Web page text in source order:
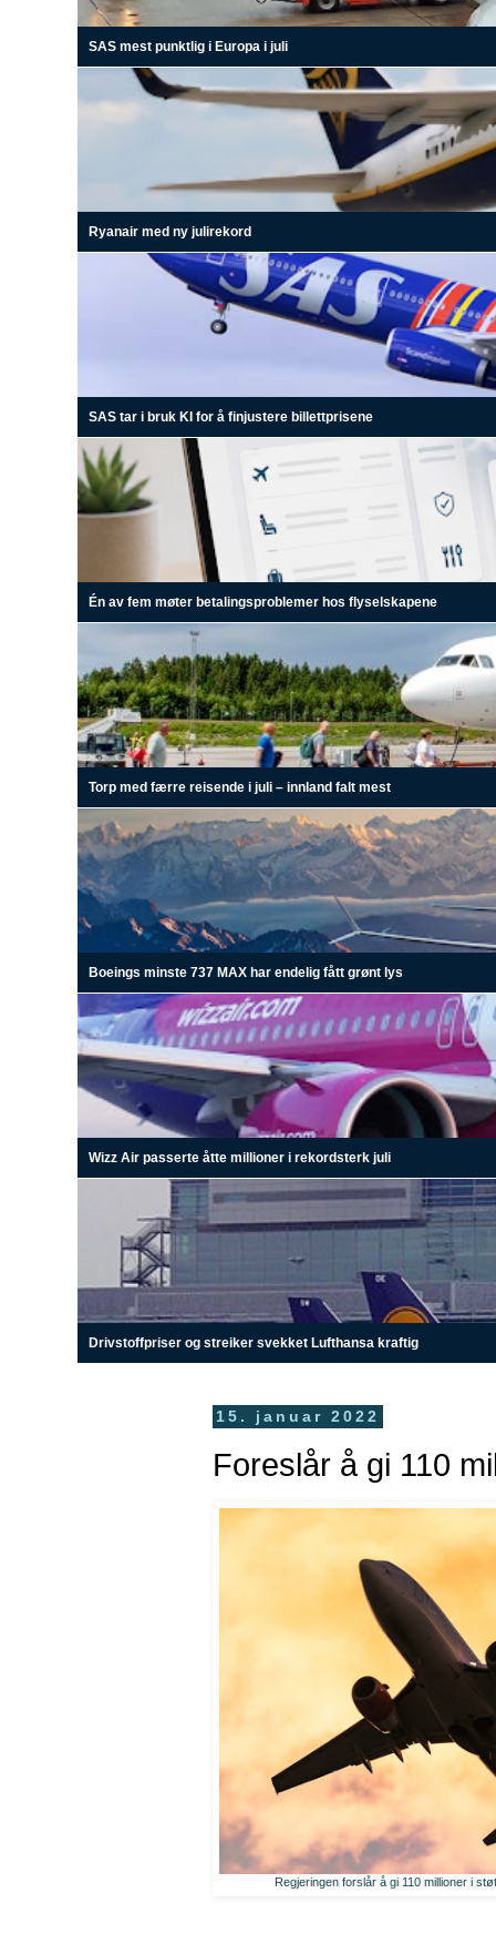
SAS mest punktlig i Europa i juli
Ryanair med ny julirekord
SAS tar i bruk KI for å finjustere billettprisene
Én av fem møter betalingsproblemer hos flyselskapene
Torp med færre reisende i juli – innland falt mest
Boeings minste 737 MAX har endelig fått grønt lys
Wizz Air passerte åtte millioner i rekordsterk juli
Drivstoffpriser og streiker svekket Lufthansa kraftig
15. januar 2022
Foreslår å gi 110
Regjeringen forslår å gi 110 millioner i